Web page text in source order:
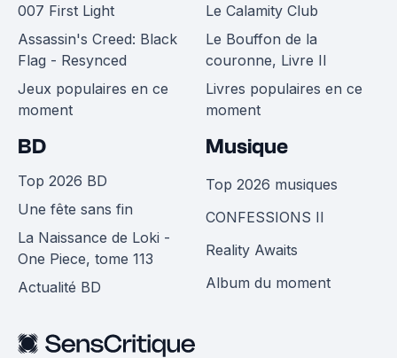
007 First Light
Assassin's Creed: Black
Flag - Resynced
Jeux populaires en ce
moment
Le Calamity Club
Le Bouffon de la
couronne, Livre II
Livres populaires en ce
moment
BD
Top 2026 BD
Une fête sans fin
La Naissance de Loki -
One Piece, tome 113
Actualité BD
Musique
Top 2026 musiques
CONFESSIONS II
Reality Awaits
Album du moment